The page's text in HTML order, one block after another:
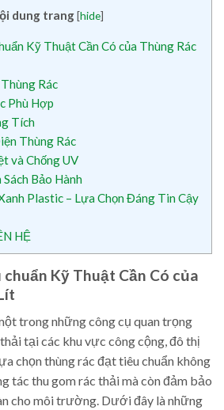
dung trang [hide]
Kỹ Thuật Cần Có của Thùng Rác
Rác
Phù Hợp
Tích
Thùng Rác
và Chống UV
Bảo Hành
Plastic – Lựa Chọn Đáng Tin Cậy
HỆ
Kỹ Thuật Cần Có của
trong những công cụ quan trọng
tại các khu vực công cộng, đô thị
chọn thùng rác đạt tiêu chuẩn không
tác thu gom rác thải mà còn đảm bảo
cho môi trường. Dưới đây là những